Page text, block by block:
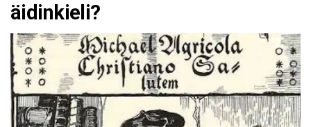
äidinkieli?